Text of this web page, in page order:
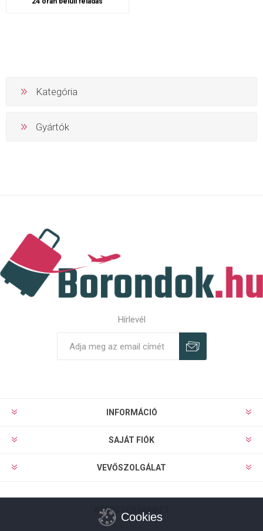
Kategória
Gyártók
Hírlevél
INFORMÁCIÓ
SAJÁT FIÓK
VEVŐSZOLGÁLAT
KÖVESSEN MINKET
Cookies